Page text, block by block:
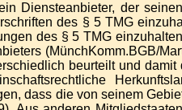
Diensteanbieter, der
des § 5 TMG
des § 5 TMG
(MünchKomm.BGB/
beurteilt und
dass die von seinem